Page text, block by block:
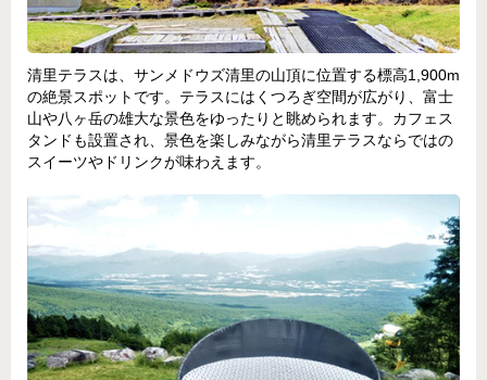
清里テラスは、サンメドウズ清里の山頂に位置する標高1,900m
の絶景スポットです。テラスにはくつろぎ空間が広がり、富士
山や八ヶ岳の雄大な景色をゆったりと眺められます。カフェス
タンドも設置され、景色を楽しみながら清里テラスならではの
スイーツやドリンクが味わえます。